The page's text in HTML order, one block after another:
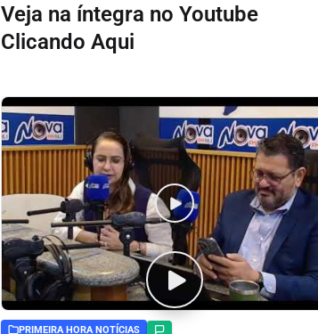
Veja na íntegra no Youtube
Clicando Aqui
PRIMEIRA HORA NOTÍCIAS